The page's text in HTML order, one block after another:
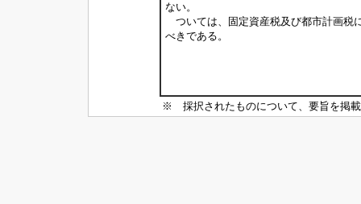
ない。
ついては、固定資産税及び都市計画税
べきである。
※ 採択されたものについて、要旨を掲